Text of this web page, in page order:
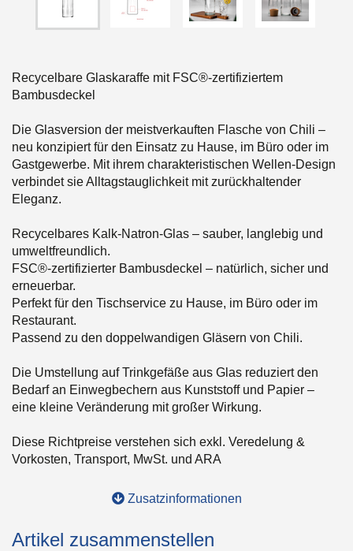
Recycelbare Glaskaraffe mit FSC®-zertifiziertem
Bambusdeckel
Die Glasversion der meistverkauften Flasche von Chili –
neu konzipiert für den Einsatz zu Hause, im Büro oder im
Gastgewerbe. Mit ihrem charakteristischen Wellen-Design
verbindet sie Alltagstauglichkeit mit zurückhaltender
Eleganz.
Recycelbares Kalk-Natron-Glas – sauber, langlebig und
umweltfreundlich.
FSC®-zertifizierter Bambusdeckel – natürlich, sicher und
erneuerbar.
Perfekt für den Tischservice zu Hause, im Büro oder im
Restaurant.
Passend zu den doppelwandigen Gläsern von Chili.
Die Umstellung auf Trinkgefäße aus Glas reduziert den
Bedarf an Einwegbechern aus Kunststoff und Papier –
eine kleine Veränderung mit großer Wirkung.
Diese Richtpreise verstehen sich exkl. Veredelung &
Vorkosten, Transport, MwSt. und ARA
Zusatzinformationen
Artikel zusammenstellen